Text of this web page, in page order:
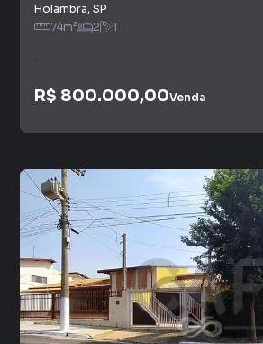
Holambra, SP
74m² 2 1
R$ 800.000,00Venda